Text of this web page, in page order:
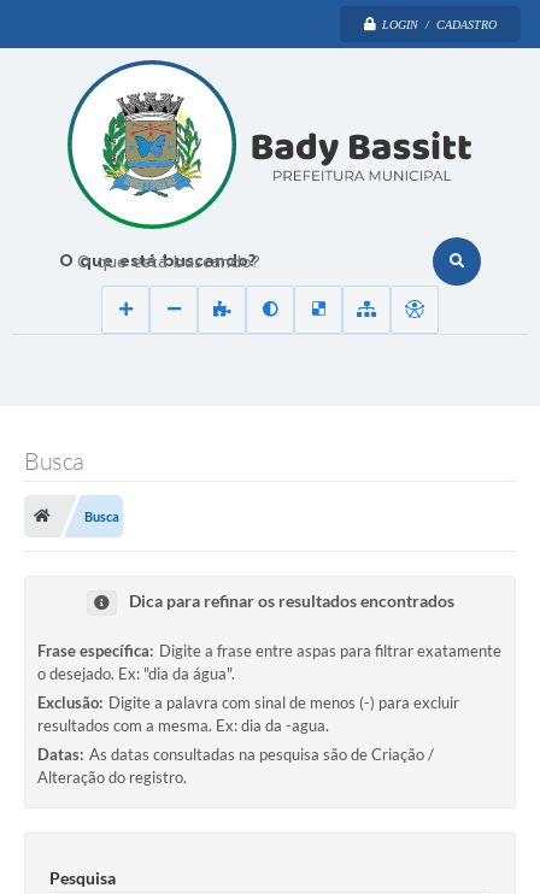
LOGIN / CADASTRO
O que está buscando?
Busca
Busca
Dica para refinar os resultados encontrados
Frase específica: Digite a frase entre aspas para filtrar exatamente
o desejado. Ex: "dia da água".
Exclusão: Digite a palavra com sinal de menos (-) para excluir
resultados com a mesma. Ex: dia da -agua.
Datas: As datas consultadas na pesquisa são de Criação /
Alteração do registro.
Pesquisa